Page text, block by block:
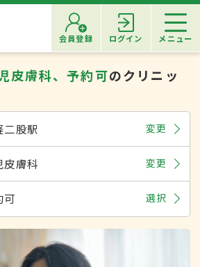
会員登録 ログイン メニュー
皮膚科、予約可のクリニッ
二股駅 変更
皮膚科 変更
可 選択